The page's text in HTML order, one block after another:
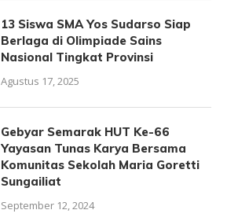
13 Siswa SMA Yos Sudarso Siap
Berlaga di Olimpiade Sains
Nasional Tingkat Provinsi
Agustus 17, 2025
Gebyar Semarak HUT Ke-66
Yayasan Tunas Karya Bersama
Komunitas Sekolah Maria Goretti
Sungailiat
September 12, 2024